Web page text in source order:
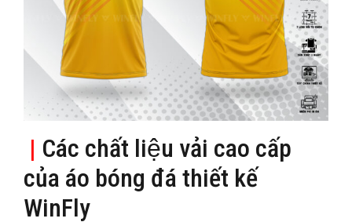
| Các chất liệu vải cao cấp
của áo bóng đá thiết kế
WinFly